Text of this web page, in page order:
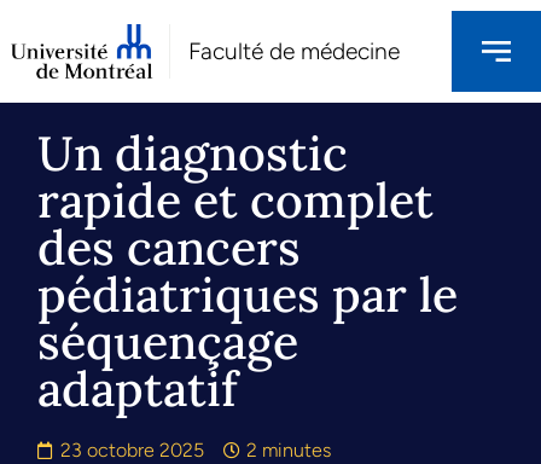
Faculté de médecine
Un diagnostic
rapide et complet
des cancers
pédiatriques par le
séquençage
adaptatif
23 octobre 2025 2 minutes